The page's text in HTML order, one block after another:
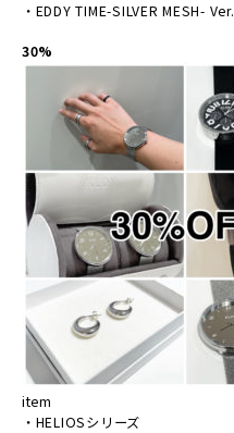
・EDDY TIME-SILVER MESH-
30%
item
・ HELIOSシリーズ